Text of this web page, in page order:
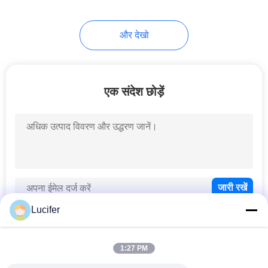
बायोडिग्रेडेबल शॉपिंग बैग
बायोडिग्रेडेबल पोप बैग
और देखो
एक संदेश छोड़ें
लोकप्रिय श्रेणियां
Lucifer
1:27 PM